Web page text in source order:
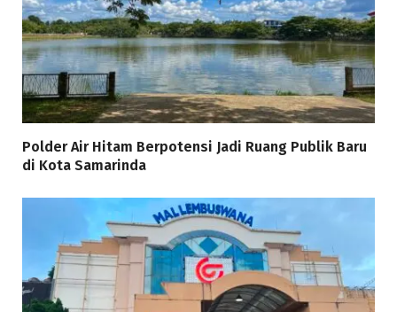
Polder Air Hitam Berpotensi Jadi Ruang Publik Baru
di Kota Samarinda